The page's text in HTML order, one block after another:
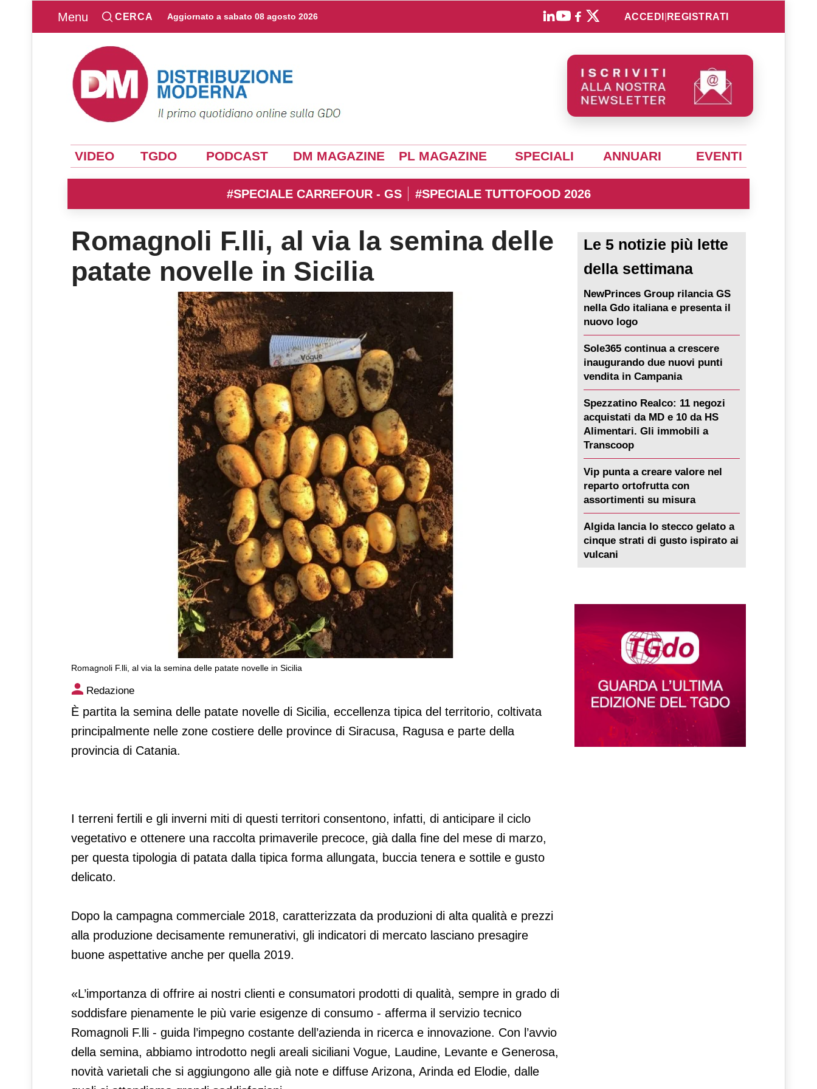
Menu CERCA Aggiornato a sabato 08 agosto 2026 ACCEDI REGISTRATI
VIDEO TGDO PODCAST DM MAGAZINE PL MAGAZINE SPECIALI ANNUARI EVENTI
#SPECIALE CARREFOUR - GS #SPECIALE TUTTOFOOD 2026
Romagnoli F.lli, al via la semina delle
patate novelle in Sicilia
Romagnoli F.lli, al via la semina delle patate novelle in Sicilia
Romagnoli F.lli, al via la semina delle patate novelle in Sicilia
Redazione
È partita la semina delle patate novelle di Sicilia, eccellenza tipica del territorio, coltivata
principalmente nelle zone costiere delle province di Siracusa, Ragusa e parte della
provincia di Catania.
I terreni fertili e gli inverni miti di questi territori consentono, infatti, di anticipare il ciclo
vegetativo e ottenere una raccolta primaverile precoce, già dalla fine del mese di marzo,
per questa tipologia di patata dalla tipica forma allungata, buccia tenera e sottile e gusto
delicato.
Dopo la campagna commerciale 2018, caratterizzata da produzioni di alta qualità e prezzi
alla produzione decisamente remunerativi, gli indicatori di mercato lasciano presagire
buone aspettative anche per quella 2019.
«L’importanza di offrire ai nostri clienti e consumatori prodotti di qualità, sempre in grado di
soddisfare pienamente le più varie esigenze di consumo - afferma il servizio tecnico
Romagnoli F.lli - guida l’impegno costante dell’azienda in ricerca e innovazione. Con l’avvio
della semina, abbiamo introdotto negli areali siciliani Vogue, Laudine, Levante e Generosa,
novità varietali che si aggiungono alle già note e diffuse Arizona, Arinda ed Elodie, dalle
Le 5 notizie più lette
della settimana
NewPrinces Group rilancia GS
nella Gdo italiana e presenta il
nuovo logo
Sole365 continua a crescere
inaugurando due nuovi punti
vendita in Campania
Spezzatino Realco: 11 negozi
acquistati da MD e 10 da HS
Alimentari. Gli immobili a
Transcoop
Vip punta a creare valore nel
reparto ortofrutta con
assortimenti su misura
Algida lancia lo stecco gelato a
cinque strati di gusto ispirato ai
vulcani